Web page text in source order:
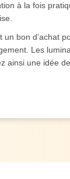
à la fois
un bon d’achat
Les
ainsi une idée